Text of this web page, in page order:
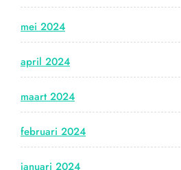
mei 2024
april 2024
maart 2024
februari 2024
januari 2024